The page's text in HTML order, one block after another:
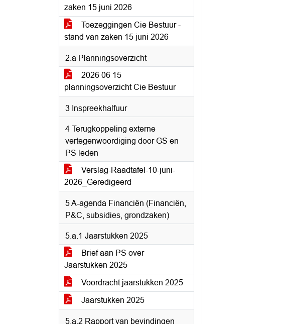
zaken 15 juni 2026
Toezeggingen Cie Bestuur -
stand van zaken 15 juni 2026
2.a Planningsoverzicht
2026 06 15
planningsoverzicht Cie Bestuur
3 Inspreekhalfuur
4 Terugkoppeling externe
vertegenwoordiging door GS en
PS leden
Verslag-Raadtafel-10-juni-
2026_Geredigeerd
5 A-agenda Financiën (Financiën,
P&C, subsidies, grondzaken)
5.a.1 Jaarstukken 2025
Brief aan PS over
Jaarstukken 2025
Voordracht jaarstukken 2025
Jaarstukken 2025
5.a.2 Rapport van bevindingen